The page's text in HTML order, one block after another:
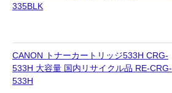
335BLK
CANON トナーカートリッジ533H CRG-
533H 大容量 国内リサイクル品 RE-CRG-
533H